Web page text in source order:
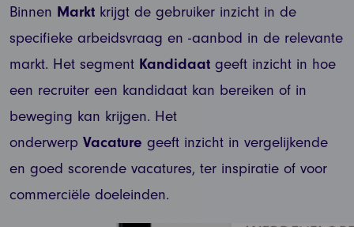
Binnen Markt krijgt de gebruiker inzicht in de
specifieke arbeidsvraag en -aanbod in de relevante
markt. Het segment Kandidaat geeft inzicht in hoe
een recruiter een kandidaat kan bereiken of in
beweging kan krijgen. Het
onderwerp Vacature geeft inzicht in vergelijkende
en goed scorende vacatures, ter inspiratie of voor
commerciële doeleinden.